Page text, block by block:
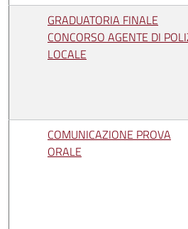
GRADUATORIA FINALE
CONCORSO AGENTE DI
LOCALE
COMUNICAZIONE PROVA
ORALE